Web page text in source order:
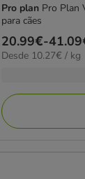
Pro plan Pro Plan
para cães
Preço
de
41.09€
20.99€-
10.27€
Desde 10.27€ / kg